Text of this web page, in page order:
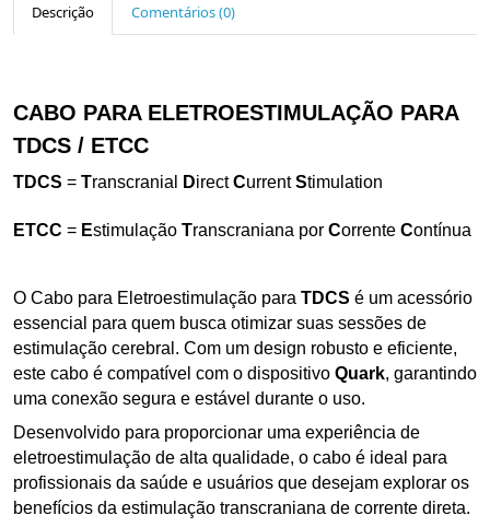
Descrição Comentários (0)
CABO PARA ELETROESTIMULAÇÃO PARA
TDCS / ETCC
TDCS = Transcranial DirectCurrentStimulation
ETCC = Estimulação Transcraniana por Corrente Contínua
O Cabo para Eletroestimulação para TDCS é um acessório
essencial para quem busca otimizar suas sessões de
estimulação cerebral. Com um design robusto e eficiente,
este cabo é compatível com o dispositivo Quark, garantindo
uma conexão segura e estável durante o uso.
Desenvolvido para proporcionar uma experiência de
eletroestimulação de alta qualidade, o cabo é ideal para
profissionais da saúde e usuários que desejam explorar os
benefícios da estimulação transcraniana de corrente direta.